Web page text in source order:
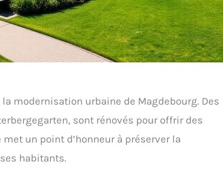
modernisation urbaine de Magdebourg. Des
sont rénovés pour offrir des
un point d’honneur à préserver la
habitants.